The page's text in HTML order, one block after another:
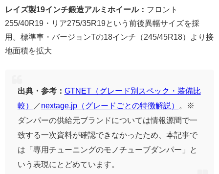
レイズ製19インチ鍛造アルミホイール： フロント
255/40R19・リア275/35R19という前後異幅サイズを採
用。標準車・バージョンTの18インチ（245/45R18）より接
地面積を拡大
出典・参考： GTNET（グレード別スペック・装備比
較）
／nextage.jp（グレードごとの特徴解説）
。※
ダンパーの供給元ブランドについては情報源間で一
致する一次資料が確認できなかったため、本記事で
は「専用チューニングのモノチューブダンパー」と
いう表現にとどめています。